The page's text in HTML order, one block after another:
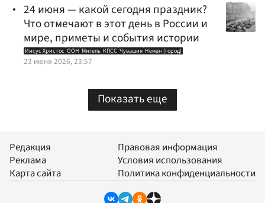
24 июня — какой сегодня праздник?
Что отмечают в этот день в России и
мире, приметы и события истории
Иисус Христос ООН Мигель КПСС Чувашия Неман (город)
23 июня 2026, 23:57
Показать еще
Редакция
Реклама
Карта сайта
Правовая информация
Условия использования
Политика конфиденциальности